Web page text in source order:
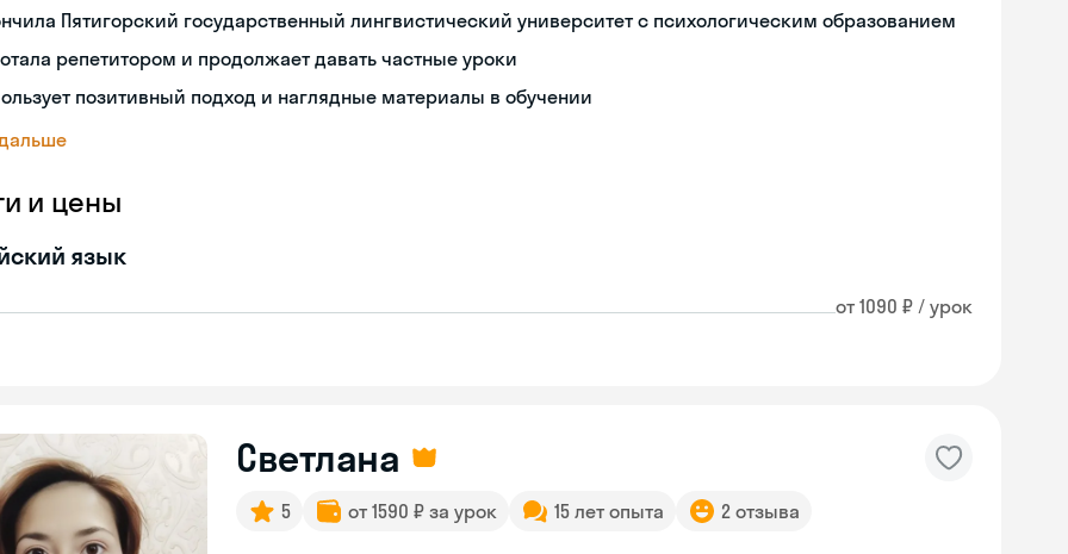
Пятигорский государственный лингвистический университет с психологическим образованием
репетитором и продолжает давать частные уроки
позитивный подход и наглядные материалы в обучении
и цены
язык
от 1090 ₽ / урок
Светлана
5 от 1590 ₽ за урок 15 лет опыта 2 отзыва